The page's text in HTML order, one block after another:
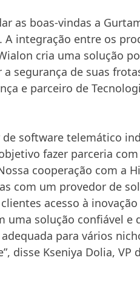
as boas-vindas a
A integração entre os
cria uma solução
segurança de suas
e parceiro de
software telemático
fazer parceria
cooperação com a
com um provedor de
acesso à
uma solução confiável e
para vários
disse Kseniya Dolia, VP